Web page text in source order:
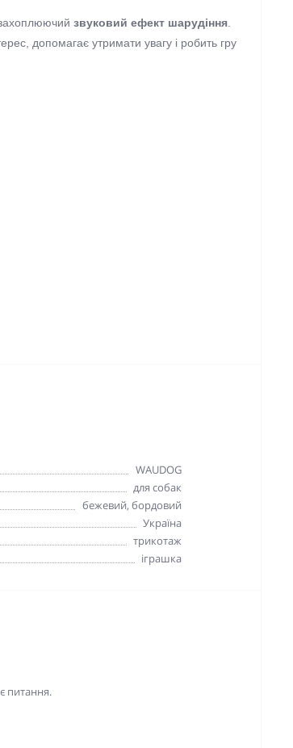
звуковий ефект шарудіння
допомагає утримати увагу і робить гру
WAUDOG
для собак
бежевий, бордовий
Україна
трикотаж
іграшка
питання.